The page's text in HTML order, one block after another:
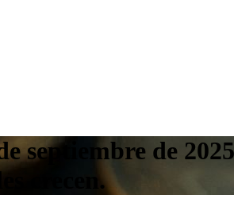
septiembre de
crecen.